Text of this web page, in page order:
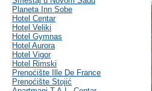
Planeta Inn Sobe
Hotel Centar
Hotel Veliki
Hotel Gymnas
Hotel Aurora
Hotel Vigor
Hotel Rimski
Prenoćište Ille De France
Prenoćište Stojić